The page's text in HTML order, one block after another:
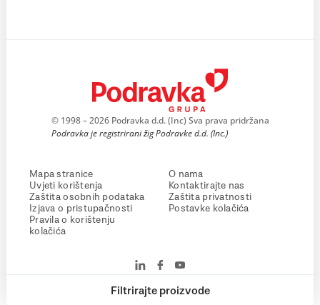
Filtrirajte proizvode
© 1998 – 2026 Podravka d.d. (Inc) Sva prava pridržana
Podravka je registrirani žig Podravke d.d. (Inc.)
Mapa stranice
Uvjeti korištenja
Zaštita osobnih podataka
Izjava o pristupačnosti
Pravila o korištenju
kolačića
O nama
Kontaktirajte nas
Zaštita privatnosti
Postavke kolačića